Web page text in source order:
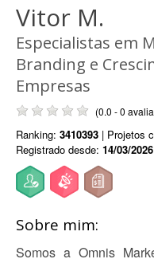
Vitor M.
Especialistas em
Branding e
Empresas
(0.0 - 0
Ranking: 3410393 | Projetos
Registrado desde: 14/03/2026
Sobre mim:
Somos a Omnis